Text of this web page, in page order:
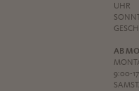
UHR
AB
9:00-